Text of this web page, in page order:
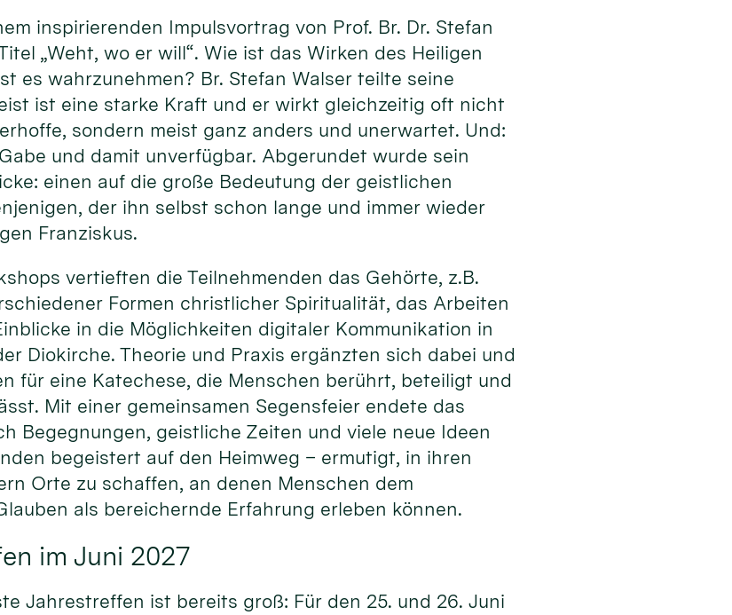
inspirierenden Impulsvortrag von Prof. Br. Dr. Stefan
„Weht, wo er will“. Wie ist das Wirken des Heiligen
es wahrzunehmen? Br. Stefan Walser teilte seine
ist eine starke Kraft und er wirkt gleichzeitig oft nicht
sondern meist ganz anders und unerwartet. Und:
und damit unverfügbar. Abgerundet wurde sein
einen auf die große Bedeutung der geistlichen
der ihn selbst schon lange und immer wieder
Franziskus.
vertieften die Teilnehmenden das Gehörte, z.B.
Formen christlicher Spiritualität, das Arbeiten
in die Möglichkeiten digitaler Kommunikation in
Diokirche. Theorie und Praxis ergänzten sich dabei und
für eine Katechese, die Menschen berührt, beteiligt und
Mit einer gemeinsamen Segensfeier endete das
Begegnungen, geistliche Zeiten und viele neue Ideen
begeistert auf den Heimweg – ermutigt, in ihren
Orte zu schaffen, an denen Menschen dem
als bereichernde Erfahrung erleben können.
im Juni 2027
Jahrestreffen ist bereits groß: Für den 25. und 26. Juni